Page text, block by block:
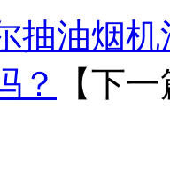
抽油烟
？
【下